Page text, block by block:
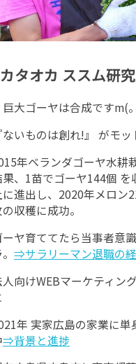
タオカ ススム研
大ゴーヤは合成ですm(
いものは創れ!』 がモッ
年ベランダゴーヤ水耕
、1苗でゴーヤ144個 を
進出し、2020年メロン
収穫に成功。
ヤ育ててたら当事者意
⇒サラリーマン退職の
向けWEBマーケティン
年 実家広島の家業に単
⇒背景と進捗